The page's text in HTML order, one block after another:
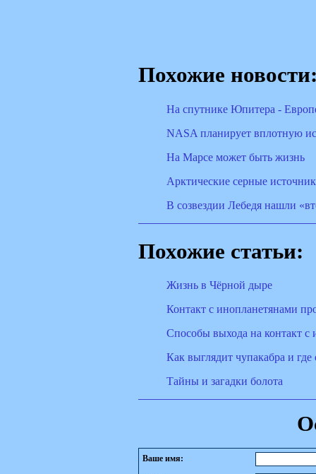
Похожие
На спутнике Юпитера -
NASA планирует вплотную
На Марсе может быть жизнь
Арктические серные
В созвездии Лебедя нашли
Похожие статьи:
Жизнь в Чёрной дыре
Контакт с инопланетянами
Способы выхода на контакт с
Как выглядит чупакабра и где
Тайны и загадки болота
Ваше имя: